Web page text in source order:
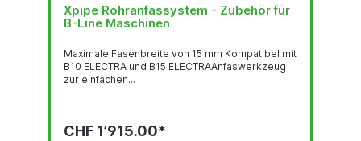
Xpipe Rohranfassystem - Zubehör für
B-Line Maschinen
Maximale Fasenbreite von 15 mm Kompatibel mit
B10 ELECTRA und B15 ELECTRAAnfaswerkzeug
zur einfachen...
CHF 1’915.00*